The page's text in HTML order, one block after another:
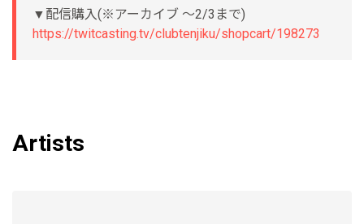
▼配信購入(※アーカイブ 〜2/3まで)
https://twitcasting.tv/clubtenjiku/shopcart/198273
Artists